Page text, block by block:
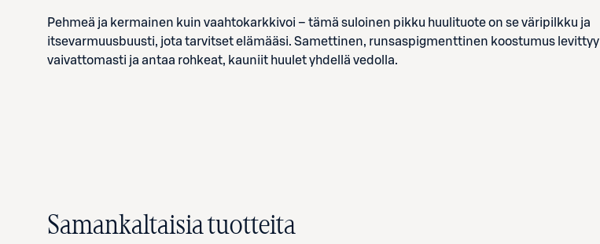
Pehmeä ja kermainen kuin vaahtokarkkivoi – tämä suloinen pikku huulituote on se väripilkku ja
itsevarmuusbuusti, jota tarvitset elämääsi. Samettinen, runsaspigmenttinen koostumus levittyy
vaivattomasti ja antaa rohkeat, kauniit huulet yhdellä vedolla.
Samankaltaisia tuotteita